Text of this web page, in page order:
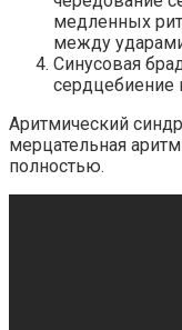
медленных
между
Синусовая
сердцебиение
Аритмический
мерцательная
полностью.